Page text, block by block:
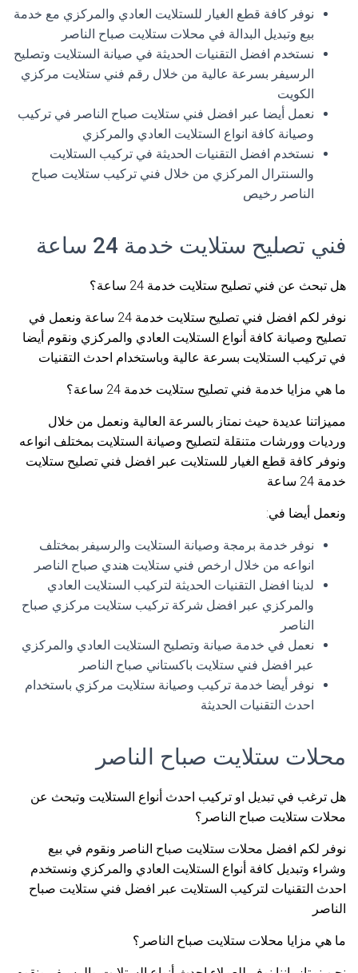
نوفر كافة قطع الغيار للستلايت العادي والمركزي مع خدمة
بيع وتبديل البدالة في محلات ستلايت صباح الناصر
نستخدم افضل التقنيات الحديثة في صيانة الستلايت وتصليح
الرسيفر بسرعة عالية من خلال رقم فني ستلايت مركزي
الكويت
نعمل أيضا عبر افضل فني ستلايت صباح الناصر في تركيب
وصيانة كافة انواع الستلايت العادي والمركزي
نستخدم افضل التقنيات الحديثة في تركيب الستلايت
والسنترال المركزي من خلال فني تركيب ستلايت صباح
الناصر رخيص
فني تصليح ستلايت خدمة 24 ساعة
هل تبحث عن فني تصليح ستلايت خدمة 24 ساعة؟
نوفر لكم افضل فني تصليح ستلايت خدمة 24 ساعة ونعمل في
تصليح وصيانة كافة أنواع الستلايت العادي والمركزي ونقوم أيضا
في تركيب الستلايت بسرعة عالية وباستخدام احدث التقنيات
ما هي مزايا خدمة فني تصليح ستلايت خدمة 24 ساعة؟
مميزاتنا عديدة حيث نمتاز بالسرعة العالية ونعمل من خلال
ورديات وورشات متنقلة لتصليح وصيانة الستلايت بمختلف انواعه
ونوفر كافة قطع الغيار للستلايت عبر افضل فني تصليح ستلايت
خدمة 24 ساعة
ونعمل أيضا في:
نوفر خدمة برمجة وصيانة الستلايت والرسيفر بمختلف
انواعه من خلال ارخص فني ستلايت هندي صباح الناصر
لدينا افضل التقنيات الحديثة لتركيب الستلايت العادي
والمركزي عبر افضل شركة تركيب ستلايت مركزي صباح
الناصر
نعمل في خدمة صيانة وتصليح الستلايت العادي والمركزي
عبر افضل فني ستلايت باكستاني صباح الناصر
نوفر أيضا خدمة تركيب وصيانة ستلايت مركزي باستخدام
احدث التقنيات الحديثة
محلات ستلايت صباح الناصر
هل ترغب في تبديل او تركيب احدث أنواع الستلايت وتبحث عن
محلات ستلايت صباح الناصر؟
نوفر لكم افضل محلات ستلايت صباح الناصر ونقوم في بيع
وشراء وتبديل كافة أنواع الستلايت العادي والمركزي ونستخدم
احدث التقنيات لتركيب الستلايت عبر افضل فني ستلايت صباح
الناصر
ما هي مزايا محلات ستلايت صباح الناصر؟